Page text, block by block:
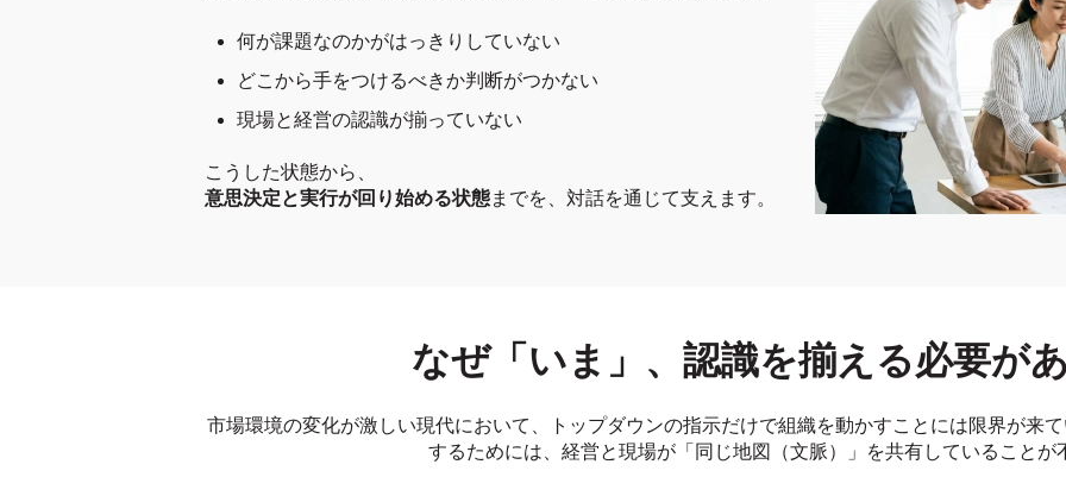
何が課題なのかがはっきりしていない
どこから手をつけるべきか判断がつかない
現場と経営の認識が揃っていない
こうした状態から、
意思決定と実行が回り始める状態までを、対話を通じて支えます。
なぜ「いま」、認識を揃える必要が
市場環境の変化が激しい現代において、トップダウンの指示だけで組織を動かすことには限界が来
するためには、経営と現場が「同じ地図（文脈）」を共有していることが